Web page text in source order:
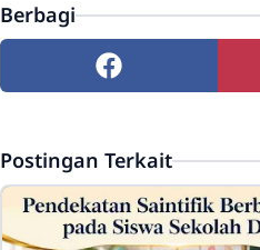
Berbagi
Postingan Terkait